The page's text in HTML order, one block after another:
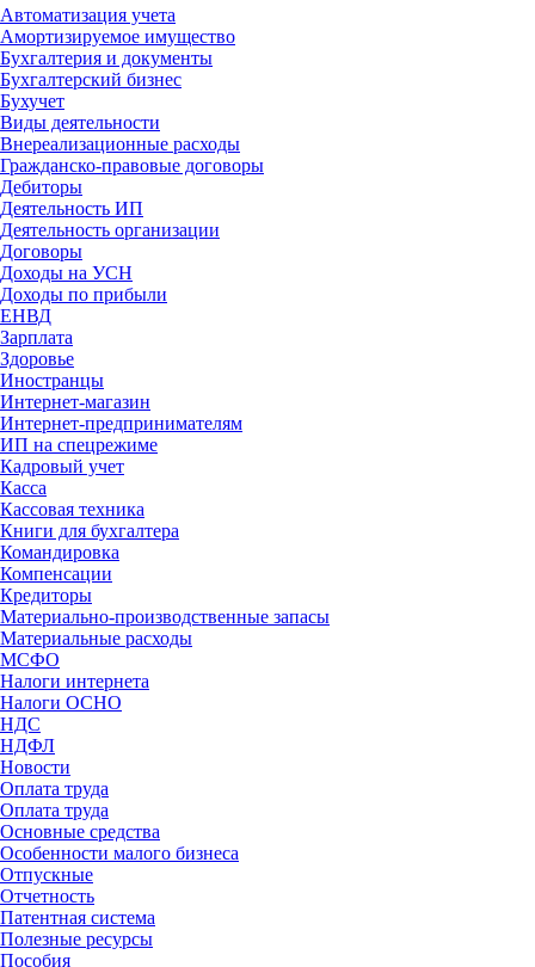
Автоматизация учета
Амортизируемое имущество
Бухгалтерия и документы
Бухгалтерский бизнес
Бухучет
Виды деятельности
Внереализационные расходы
Гражданско-правовые договоры
Дебиторы
Деятельность ИП
Деятельность организации
Договоры
Доходы на УСН
Доходы по прибыли
ЕНВД
Зарплата
Здоровье
Иностранцы
Интернет-магазин
Интернет-предпринимателям
ИП на спецрежиме
Кадровый учет
Касса
Кассовая техника
Книги для бухгалтера
Командировка
Компенсации
Кредиторы
Материально-производственные запасы
Материальные расходы
МСФО
Налоги интернета
Налоги ОСНО
НДС
НДФЛ
Новости
Оплата труда
Оплата труда
Основные средства
Особенности малого бизнеса
Отпускные
Отчетность
Патентная система
Полезные ресурсы
Пособия